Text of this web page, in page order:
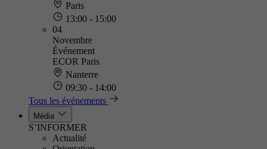
Paris
13:00 - 15:00
04
Novembre
Événement
ECOR Paris
Nanterre
09:30 - 14:00
Tous les événements
Média
S’INFORMER
Actualité